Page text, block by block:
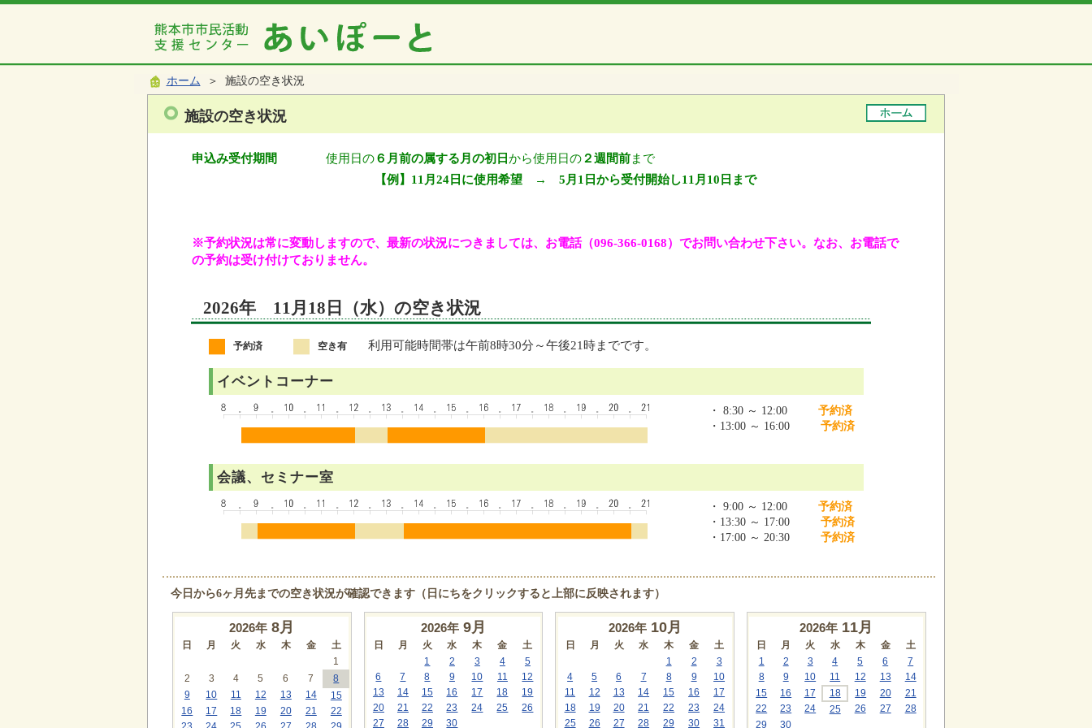
ホーム ＞ 施設の空き状況
施設の空き状況
申込み受付期間 使用日の６月前の属する月の初日から使用日の ２週間前まで
【例】11月24日に使用希望 → 5月1日から受付開始し11月10日まで
※予約状況は常に変動しますので、最新の状況につきましては、お電話（096-366-0168）でお問い合わせ下さい。なお、お電話で
の予約は受け付けておりません。
2026年 11月18日（水）の空き状況
予約済 空き有 利用可能時間帯は午前8時30分～午後21時までです。
イベントコーナー
・ 8:30 ～ 12:00
予約済
・13:00 ～ 16:00
予約済
会議、セミナー室
・ 9:00 ～ 12:00
予約済
・13:30 ～ 17:00
予約済
・17:00 ～ 20:30
予約済
今日から6ヶ月先までの空き状況が確認できます（日にちをクリックすると上部に反映されます）
2026年 8月
日 月 火 水 木 金
土
1
2
3 4 5 6 7
8
9
10 11 12 13 14
15
16
17 18 19 20 21
22
2026年 9月
日 月 火 水 木 金
土
1
2 3 4
5
6
7 8 9 10 11
12
13
14 15 16 17 18
19
20
21 22 23 24 25
26
27
28 29 30
2026年 10月
日 月 火 水 木 金
土
1
2
3
4
5 6 7 8 9
10
11
12 13 14 15 16
17
18
19 20 21 22 23
24
25
26 27 28 29 30 31
2026年 11月
日 月 火 水 木 金
土
1
2 3 4 5 6
7
8
9 10 11 12 13
14
15
16 17 18 19 20
21
22
23 24 25 26 27
28
29
30